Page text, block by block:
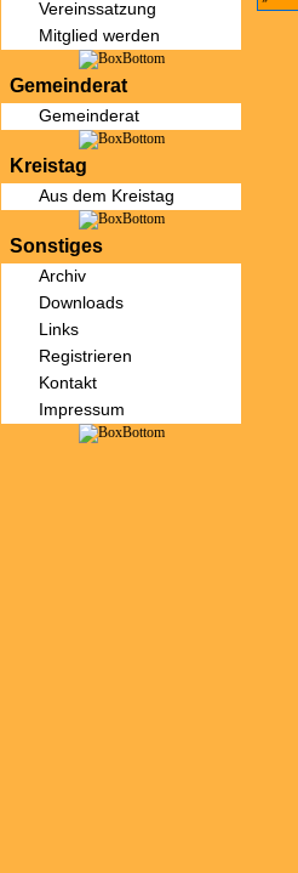
Vereinssatzung
Mitglied werden
Gemeinderat
Gemeinderat
Kreistag
Aus dem Kreistag
Sonstiges
Archiv
Downloads
Links
Registrieren
Kontakt
Impressum